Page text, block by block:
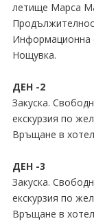
летище Марса
Информационна
Нощувка.
ДЕН -2
Закуска.
екскурзия по
Връщане в
ДЕН -3
Закуска.
екскурзия по
Връщане в